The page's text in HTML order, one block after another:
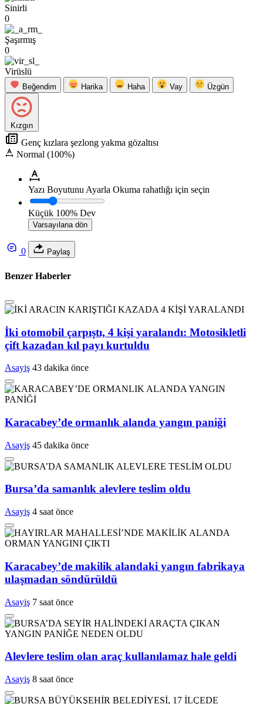
Sinirli
0
Şaşırmış
0
Virüslü
Beğendim Harika Haha Vay Üzgün
Kızgın
Genç kızlara şezlong yakma gözaltısı
Normal (100%)
Yazı Boyutunu Ayarla Okuma rahatlığı için seçin
Küçük 100% Dev
Varsayılana dön
0 Paylaş
Benzer Haberler
İki otomobil çarpıştı, 4 kişi yaralandı: Motosikletli
çift kazadan kıl payı kurtuldu
Asayiş 43 dakika önce
Karacabey’de ormanlık alanda yangın paniği
Asayiş 45 dakika önce
Bursa’da samanlık alevlere teslim oldu
Asayiş 4 saat önce
Karacabey’de makilik alandaki yangın fabrikaya
ulaşmadan söndürüldü
Asayiş 7 saat önce
Alevlere teslim olan araç kullanılamaz hale geldi
Asayiş 8 saat önce